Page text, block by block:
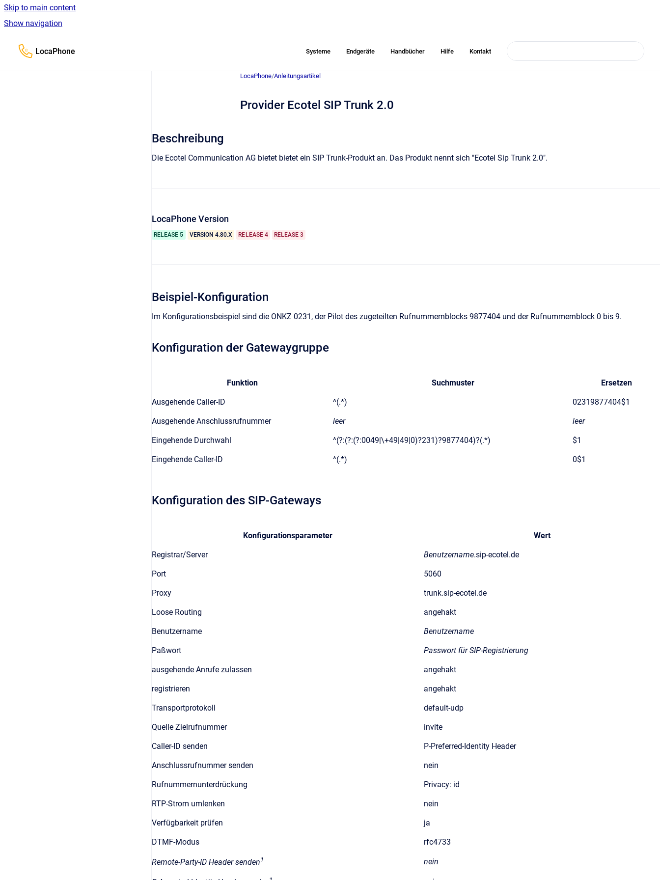
Skip to main content
Show navigation
LocaPhone Systeme Endgeräte Handbücher Hilfe Kontakt
LocaPhone/Anleitungsartikel
Provider Ecotel SIP Trunk 2.0
Beschreibung
Die Ecotel Communication AG bietet bietet ein SIP Trunk-Produkt an. Das Produkt nennt sich "Ecotel Sip Trunk 2.0".
LocaPhone Version
RELEASE 5 VERSION 4.80.X RELEASE 4 RELEASE 3
Beispiel-Konfiguration
Im Konfigurationsbeispiel sind die ONKZ 0231, der Pilot des zugeteilten Rufnummernblocks 9877404 und der Rufnummernblock 0 bis 9.
Konfiguration der Gatewaygruppe
Funktion Suchmuster Ersetzen
Ausgehende Caller-ID ^(.*) 02319877404$1
Ausgehende Anschlussrufnummer leer leer
Eingehende Durchwahl ^(?:(?:(?:0049|\+49|49|0)?231)?9877404)?(.*) $1
Eingehende Caller-ID ^(.*) 0$1
Konfiguration des SIP-Gateways
Konfigurationsparameter Wert
Registrar/Server Benutzername.sip-ecotel.de
Port 5060
Proxy trunk.sip-ecotel.de
Loose Routing angehakt
Benutzername Benutzername
Paßwort Passwort für SIP-Registrierung
ausgehende Anrufe zulassen angehakt
registrieren angehakt
Transportprotokoll default-udp
Quelle Zielrufnummer invite
Caller-ID senden P-Preferred-Identity Header
Anschlussrufnummer senden nein
Rufnummernunterdrückung Privacy: id
RTP-Strom umlenken nein
Verfügbarkeit prüfen ja
DTMF-Modus rfc4733
Remote-Party-ID Header senden1 nein